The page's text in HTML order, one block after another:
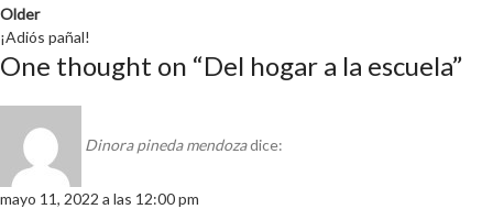
Older
¡Adiós pañal!
One thought on “Del hogar a la escuela”
Dinora pineda mendozadice:
mayo 11, 2022 a las 12:00 pm